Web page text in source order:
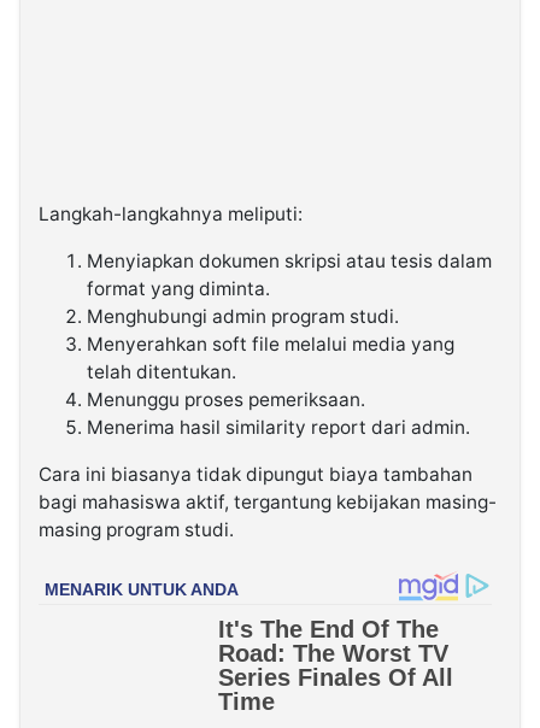
Langkah-langkahnya meliputi:
Menyiapkan dokumen skripsi atau tesis dalam
format yang diminta.
Menghubungi admin program studi.
Menyerahkan soft file melalui media yang
telah ditentukan.
Menunggu proses pemeriksaan.
Menerima hasil similarity report dari admin.
Cara ini biasanya tidak dipungut biaya tambahan
bagi mahasiswa aktif, tergantung kebijakan masing-
masing program studi.